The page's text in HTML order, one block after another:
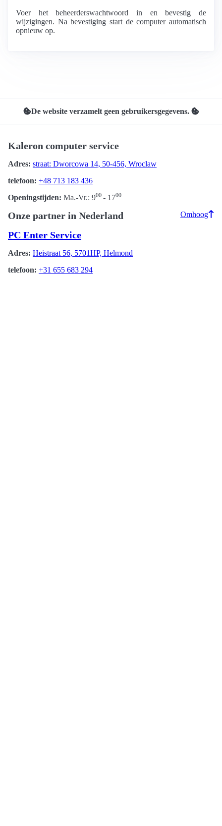
Voer het beheerderswachtwoord in en bevestig de
wijzigingen. Na bevestiging start de computer automatisch
opnieuw op.
De website verzamelt geen gebruikersgegevens.
Kaleron computer service
Adres: straat: Dworcowa 14, 50-456, Wroclaw
telefoon: +48 713 183 436
Openingstijden: Ma.-Vr.: 900 - 1700
Onze partner in Nederland
PC Enter Service
Adres: Heistraat 56, 5701HP, Helmond
telefoon: +31 655 683 294
Omhoog